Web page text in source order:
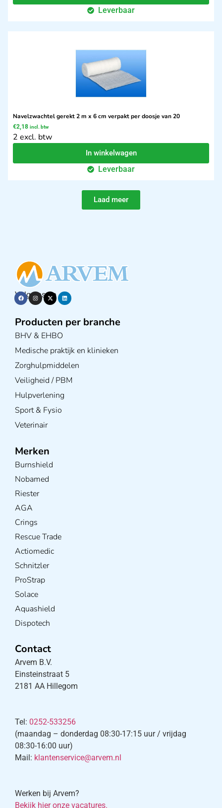
Leverbaar
Navelzwachtel gerekt 2 m x 6 cm verpakt per doosje van 20
€2,18 incl. btw
2 excl. btw
In winkelwagen
Leverbaar
Laad meer
Volg ons op
Producten per branche
BHV & EHBO
Medische praktijk en klinieken
Zorghulpmiddelen
Veiligheid / PBM
Hulpverlening
Sport & Fysio
Veterinair
Merken
Burnshield
Nobamed
Riester
AGA
Crings
Rescue Trade
Actiomedic
Schnitzler
ProStrap
Solace
Aquashield
Dispotech
Contact
Arvem B.V.
Einsteinstraat 5
2181 AA Hillegom
Tel: 0252-533256
(maandag – donderdag 08:30-17:15 uur / vrijdag
08:30-16:00 uur)
Mail: klantenservice@arvem.nl
Werken bij Arvem?
Bekijk hier onze vacatures.